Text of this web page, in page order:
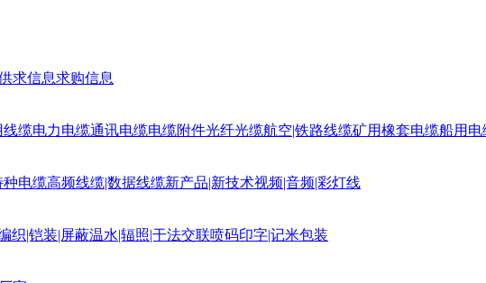
求信息求购信息
线缆电力电缆通讯电缆电缆附件光纤光缆航空|铁路线缆矿用橡套电缆船用电
种电缆高频线缆|数据线缆新产品|新技术视频|音频|彩灯线
织|铠装|屏蔽温水|辐照|干法交联喷码印字|记米包装